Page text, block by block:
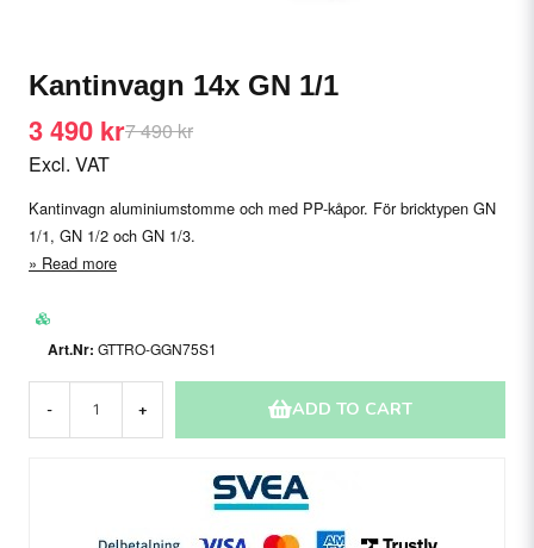
Kantinvagn 14x GN 1/1
7 490 kr
3 490 kr
Excl. VAT
Kantinvagn aluminiumstomme och med PP-kåpor. För bricktypen GN
1/1, GN 1/2 och GN 1/3.
Read more
GTTRO-GGN75S1
- + ADD TO CART